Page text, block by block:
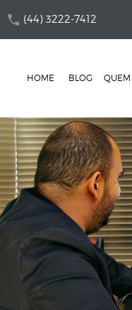
(44) 3222-7412
HOME BLOG
ESTÁ
CRESCER SEM
SUSTENTA?
REFORMA,
QUEM